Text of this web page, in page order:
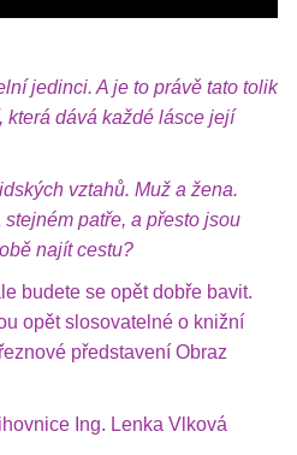
jedinci. A je to právě tato tolik
která dává každé lásce její
vztahů. Muž a žena.
patře, a přesto jsou
najít cestu?
budete se opět dobře bavit.
opět slosovatelné o knižní
představení Obraz
Ing. Lenka Vlková